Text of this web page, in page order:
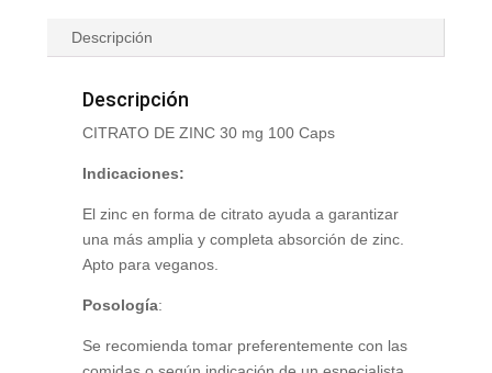
Descripción
Descripción
CITRATO DE ZINC 30 mg 100 Caps
Indicaciones:
El zinc en forma de citrato ayuda a garantizar
una más amplia y completa absorción de zinc.
Apto para veganos.
Posología:
Se recomienda tomar preferentemente con las